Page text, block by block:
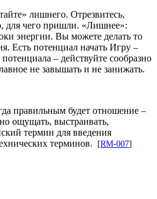
лишнего. Отрезвитесь,
для чего пришли. «Лишнее»:
энергии. Вы можете делать то
Есть потенциал начать Игру –
– действуйте сообразно
не завышать и не занижать.
правильным будет отношение –
ощущать, выстраивать,
термин для введения
терминов.
[RM-007]